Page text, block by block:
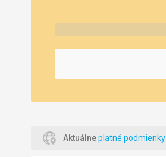
Aktuálneplatné podmienky